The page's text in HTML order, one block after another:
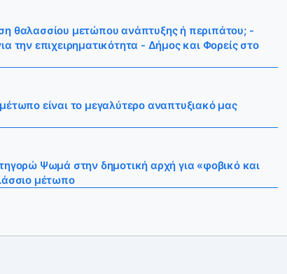
θαλασσίου μετώπου ανάπτυξης ή περιπάτου; -
την επιχειρηματικότητα - Δήμος και Φορείς στο
είναι το μεγαλύτερο αναπτυξιακό μας
Ψωμά στην δημοτική αρχή για «φοβικό και
μέτωπο